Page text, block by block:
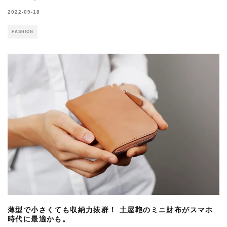
2022-09-18
FASHION
薄型で小さくても収納力抜群！ 土屋鞄のミニ財布がスマホ
時代に最適かも。